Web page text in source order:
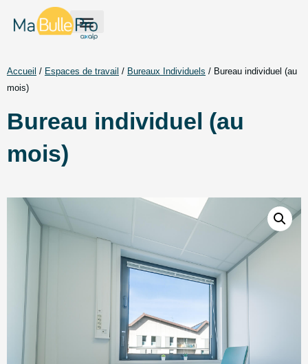
Accueil / Espaces de travail / Bureaux Individuels / Bureau individuel (au
mois)
Bureau individuel (au
mois)